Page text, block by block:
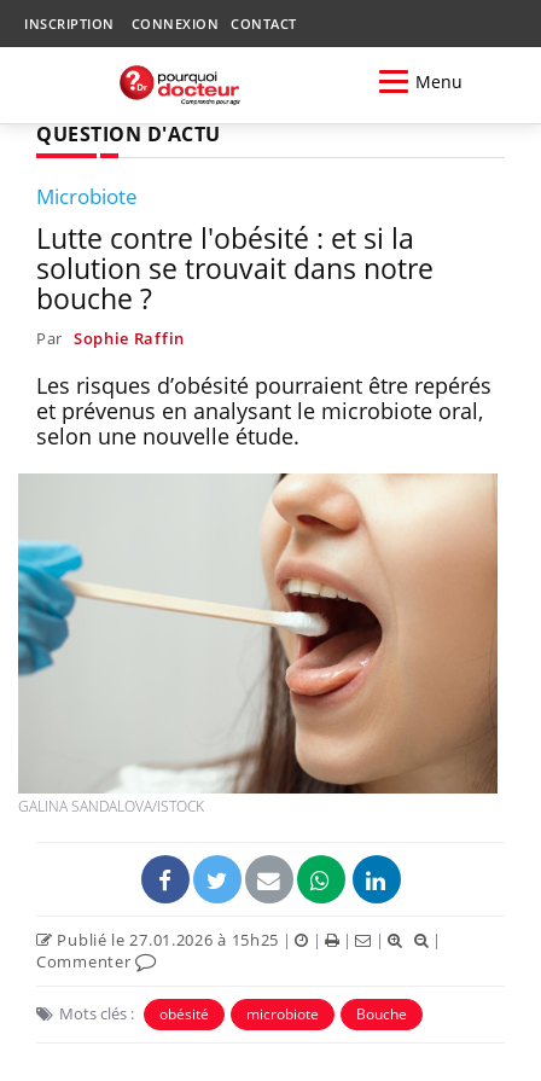
INSCRIPTION CONNEXION CONTACT
Menu
QUESTION D'ACTU
Microbiote
Lutte contre l'obésité : et si la
solution se trouvait dans notre
bouche ?
Par Sophie Raffin
Les risques d’obésité pourraient être repérés
et prévenus en analysant le microbiote oral,
selon une nouvelle étude.
GALINA SANDALOVA/ISTOCK
Publié le 27.01.2026 à 15h25 | | | |
|
Commenter
Mots clés : obésité microbiote Bouche